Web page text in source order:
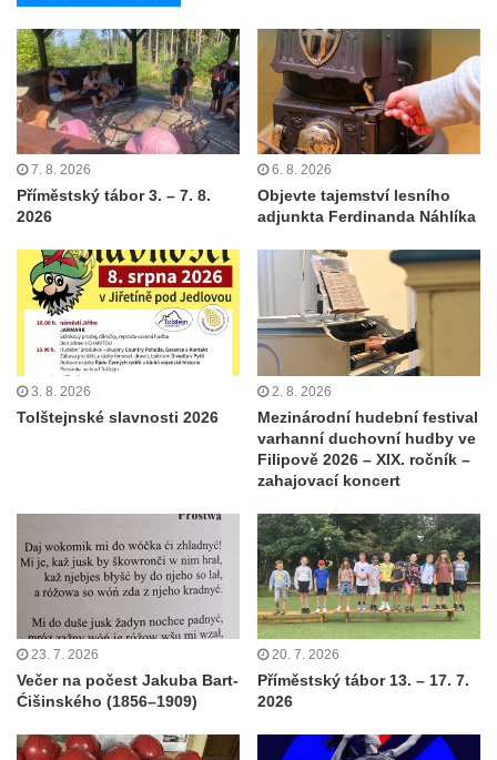
7. 8. 2026
Příměstský tábor 3. – 7. 8.
2026
6. 8. 2026
Objevte tajemství lesního
adjunkta Ferdinanda Náhlíka
3. 8. 2026
Tolštejnské slavnosti 2026
2. 8. 2026
Mezinárodní hudební festival
varhanní duchovní hudby ve
Filipově 2026 – XIX. ročník –
zahajovací koncert
23. 7. 2026
Večer na počest Jakuba Bart-
Ćišinského (1856–1909)
20. 7. 2026
Příměstský tábor 13. – 17. 7.
2026